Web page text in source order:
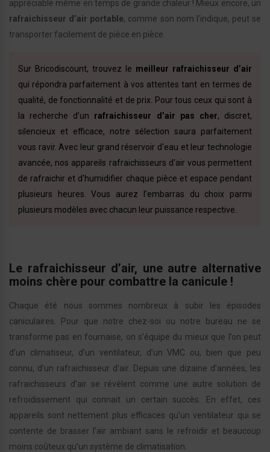
appréciable même en temps de grande chaleur ! Mieux encore, un
rafraichisseur d’air portable, comme son nom l’indique, peut se
transporter facilement de pièce en pièce.
Sur Bricodiscount, trouvez le meilleur rafraichisseur d’air
qui répondra parfaitement à vos attentes tant en termes de
qualité, de fonctionnalité et de prix. Pour tous ceux qui sont à
la recherche d’un rafraichisseur d’air pas cher, discret,
silencieux et efficace, notre sélection saura parfaitement
vous ravir. Avec leur grand réservoir d'eau et leur technologie
avancée, nos appareils rafraichisseurs d’air vous permettent
de rafraichir et d'humidifier chaque pièce et espace pendant
plusieurs heures. Vous aurez l’embarras du choix parmi
plusieurs modèles avec chacun leur puissance respective.
Le rafraichisseur d’air, une autre alternative
moins chère pour combattre la canicule !
Chaque été nous sommes nombreux à subir les épisodes
caniculaires. Pour que notre chez-soi ou notre bureau ne se
transforme pas en fournaise, on s’équipe du mieux que l’on peut
d’un climatiseur, d’un ventilateur, d’un VMC ou, bien que peu
connu, d’un rafraichisseur d’air. Depuis une dizaine d’années, les
rafraichisseurs d’air se révèlent comme une autre solution de
refroidissement qui connait un certain succès. En effet, ces
appareils sont nettement plus efficaces qu’un ventilateur qui se
contente de brasser l’air ambiant sans le refroidir et beaucoup
moins coûteux qu’un système de climatisation.